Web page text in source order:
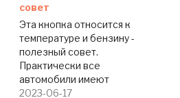
совет
Эта кнопка относится к
температуре и бензину -
полезный совет.
Практически все
автомобили имеют
кнопку рециркуляции с
2023-06-17